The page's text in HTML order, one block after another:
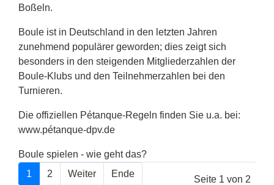
Boßeln.
Boule ist in Deutschland in den letzten Jahren
zunehmend populärer geworden; dies zeigt sich
besonders in den steigenden Mitgliederzahlen der
Boule-Klubs und den Teilnehmerzahlen bei den
Turnieren.
Die offiziellen Pétanque-Regeln finden Sie u.a. bei:
www.pétanque-dpv.de
Boule spielen - wie geht das?
Seite 1 von 2
1 2 Weiter Ende